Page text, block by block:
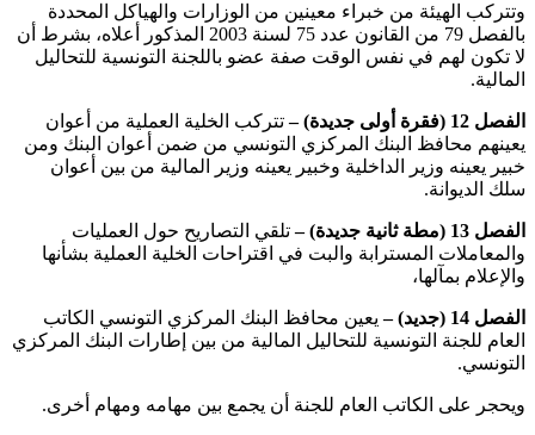
وتتركب الهيئة من خبراء معينين من الوزارات والهياكل المحددة
بالفصل 79 من القانون عدد 75 لسنة 2003 المذكور أعلاه، بشرط أن
لا تكون لهم في نفس الوقت صفة عضو باللجنة التونسية للتحاليل
المالية.
الفصل 12 (فقرة أولى جديدة) –
تتركب الخلية العملية من أعوان
يعينهم محافظ البنك المركزي التونسي من ضمن أعوان البنك ومن
خبير يعينه وزير الداخلية وخبير يعينه وزير المالية من بين أعوان
سلك الديوانة.
الفصل 13 (مطة ثانية جديدة) –
تلقي التصاريح حول العمليات
والمعاملات المسترابة والبت في اقتراحات الخلية العملية بشأنها
والإعلام بمآلها،
الفصل 14 (جديد) –
يعين محافظ البنك المركزي التونسي الكاتب
العام للجنة التونسية للتحاليل المالية من بين إطارات البنك المركزي
التونسي.
ويحجر على الكاتب العام للجنة أن يجمع بين مهامه ومهام أخرى.